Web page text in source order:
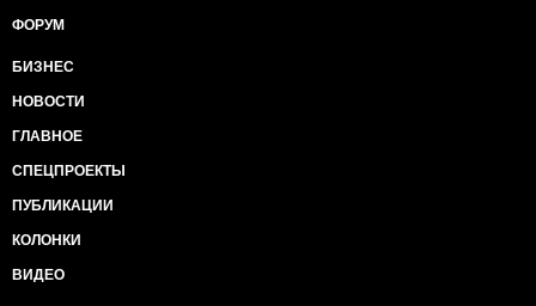
ФОРУМ
БИЗНЕС
НОВОСТИ
ГЛАВНОЕ
СПЕЦПРОЕКТЫ
ПУБЛИКАЦИИ
КОЛОНКИ
ВИДЕО